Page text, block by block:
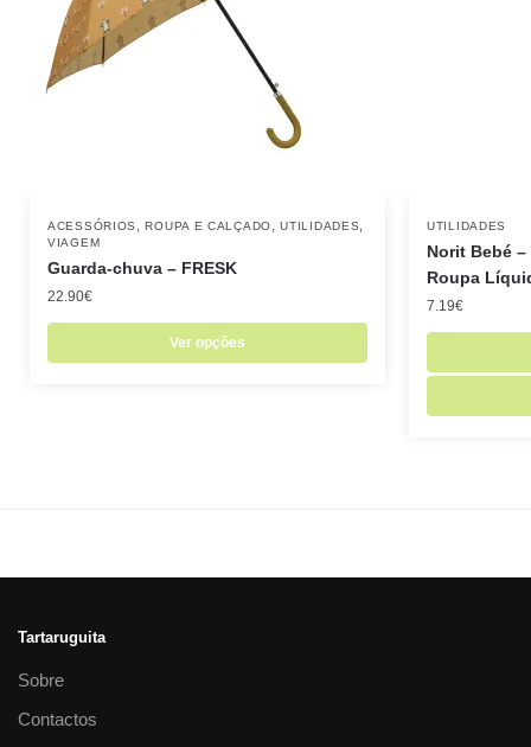
ACESSÓRIOS ,ROUPA E CALÇADO ,UTILIDADES
VIAGEM
Guarda-chuva – FRESK
22.90€
Ver opções
UTILIDADES
Norit Bebé
Roupa
7.19€
Tartaruguita
Sobre
Contactos